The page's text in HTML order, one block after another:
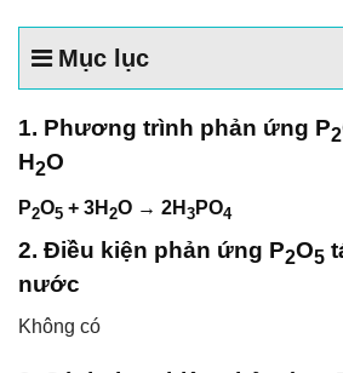
Mục lục
1. Phương trình phản ứng P2
H2O
P2O5 + 3H 2O → 2H 3 PO4
2. Điều kiện phản ứng P2O5
nước
Không có